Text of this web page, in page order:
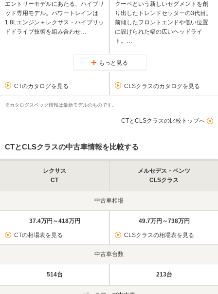
エントリーモデルにあたる、ハイブリ
ッド専用モデル。パワートレインは
1.8Lエンジン＋レクサス・ハイブリッ
ドドライブ技術を組み合わせ…
クーペという新しいセグメントを創
り出したトレンドセッターの3代目。
前傾したフロントエンドや低い位置
に設けられた幅の広いヘッドライ
ト。…
もっと見る
CTのカタログを見る CLSクラスのカタログを見る
※カタログスペック情報は最新モデルのものです。
CTとCLSクラスの比較トップへ
CTとCLSクラスの中古車情報を比較する
レクサス
CT
メルセデス・ベンツ
CLSクラス
中古車相場
37.4万円～418万円
CTの相場表を見る
49.7万円～738万円
CLSクラスの相場表を見る
中古車台数
514台 213台